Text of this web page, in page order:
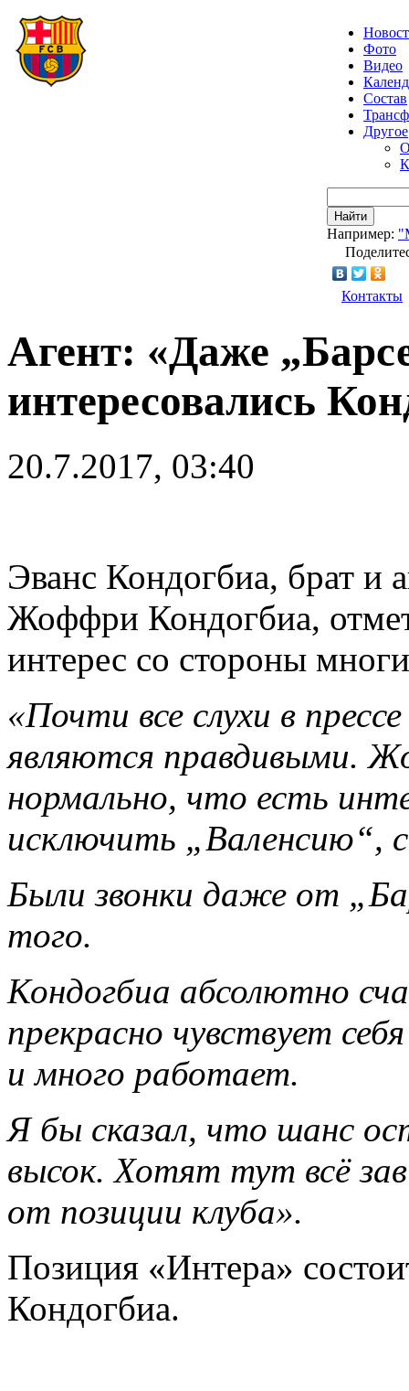
Фото
Видео
Состав
Другое
Найти
Например:
Контакты
Агент: «Даже
интересовались
20.7.2017, 03:40
Эванс Кондогбиа, брат и
Жоффри Кондогбиа,
интерес со стороны
«Почти все слухи в
являются правдивыми.
нормально, что есть
исключить „Валенсию“,
Были звонки даже от
того.
Кондогбиа абсолютно
прекрасно чувствует
и много работает.
Я бы сказал, что шанс
высок. Хотят тут всё
от позиции клуба».
Позиция «Интера»
Кондогбиа.